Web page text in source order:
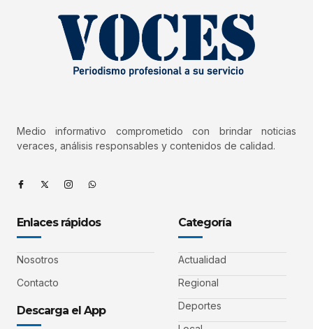
Medio informativo comprometido con brindar noticias
veraces, análisis responsables y contenidos de calidad.
Enlaces rápidos
Nosotros
Contacto
Descarga el App
Categoría
Actualidad
Regional
Deportes